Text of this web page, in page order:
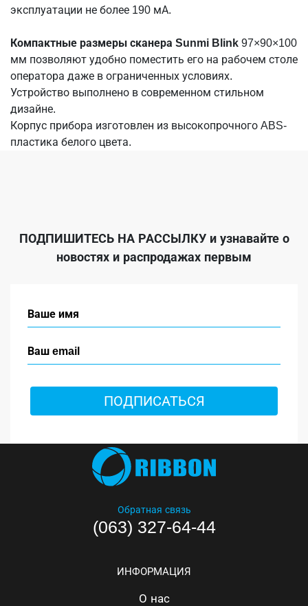
эксплуатации не более 190 мА.
Компактные размеры сканера Sunmi Blink 97×90×100
мм позволяют удобно поместить его на рабочем столе
оператора даже в ограниченных условиях.
Устройство выполнено в современном стильном
дизайне.
Корпус прибора изготовлен из высокопрочного ABS-
пластика белого цвета.
ПОДПИШИТЕСЬ НА РАССЫЛКУи узнавайте о
новостях и распродажах первым
ПОДПИСАТЬСЯ
Обратная связь
(063) 327-64-44
ИНФОРМАЦИЯ
О нас